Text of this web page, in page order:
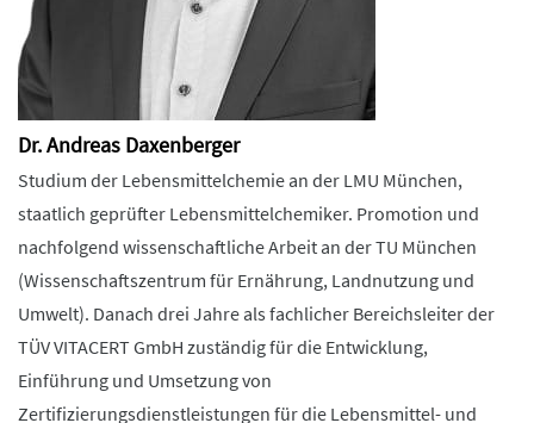
Dr. Andreas Daxenberger
Studium der Lebensmittelchemie an der LMU München,
staatlich geprüfter Lebensmittelchemiker. Promotion und
nachfolgend wissenschaftliche Arbeit an der TU München
(Wissenschaftszentrum für Ernährung, Landnutzung und
Umwelt). Danach drei Jahre als fachlicher Bereichsleiter der
TÜV VITACERT GmbH zuständig für die Entwicklung,
Einführung und Umsetzung von
Zertifizierungsdienstleistungen für die Lebensmittel- und